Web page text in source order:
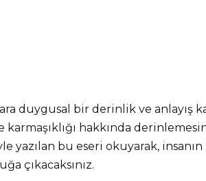
duygusal bir derinlik ve anlayış
hakkında
yazılan bu eseri okuyarak,
çıkacaksınız.